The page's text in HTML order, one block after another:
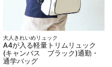
大人きれいめリュック
A4が入る軽量トリムリュック
(キャンバス ブラック)通勤・
通学バッグ